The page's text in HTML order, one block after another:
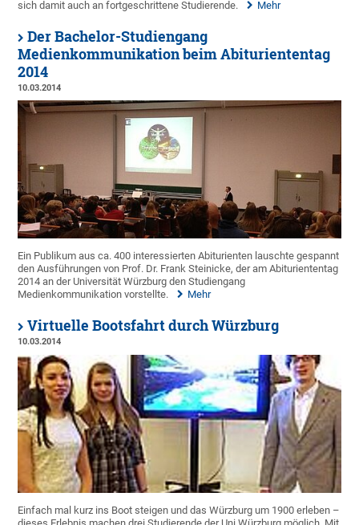
sich damit auch an fortgeschrittene Studierende.
Mehr
Der Bachelor-Studiengang
Medienkommunikation beim Abituriententag
2014
10.03.2014
Ein Publikum aus ca. 400 interessierten Abiturienten lauschte gespannt
den Ausführungen von Prof. Dr. Frank Steinicke, der am Abituriententag
2014 an der Universität Würzburg den Studiengang
Medienkommunikation vorstellte.
Mehr
Virtuelle Bootsfahrt durch Würzburg
10.03.2014
Einfach mal kurz ins Boot steigen und das Würzburg um 1900 erleben –